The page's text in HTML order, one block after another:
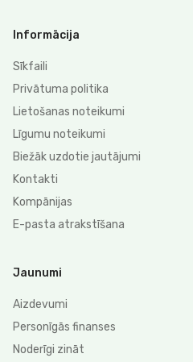
Informācija
Sīkfaili
Privātuma politika
Lietošanas noteikumi
Līgumu noteikumi
Biežāk uzdotie jautājumi
Kontakti
Kompānijas
E-pasta atrakstīšana
Jaunumi
Aizdevumi
Personīgās finanses
Noderīgi zināt